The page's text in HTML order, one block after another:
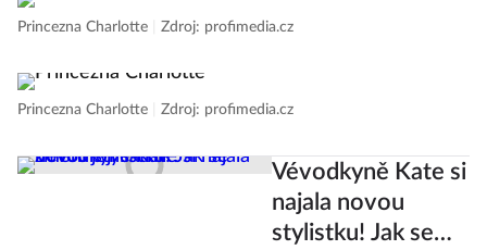
Princezna Charlotte Zdroj: profimedia.cz
Princezna Charlotte Zdroj: profimedia.cz
Vévodkyně Kate si
najala novou
stylistku! Jak se